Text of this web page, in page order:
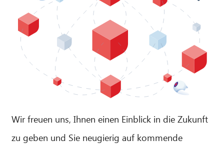
Wir freuen uns, Ihnen einen Einblick in die Zukunft
zu geben und Sie neugierig auf kommende